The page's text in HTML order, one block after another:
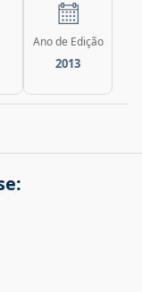
Ano de Edição
2013